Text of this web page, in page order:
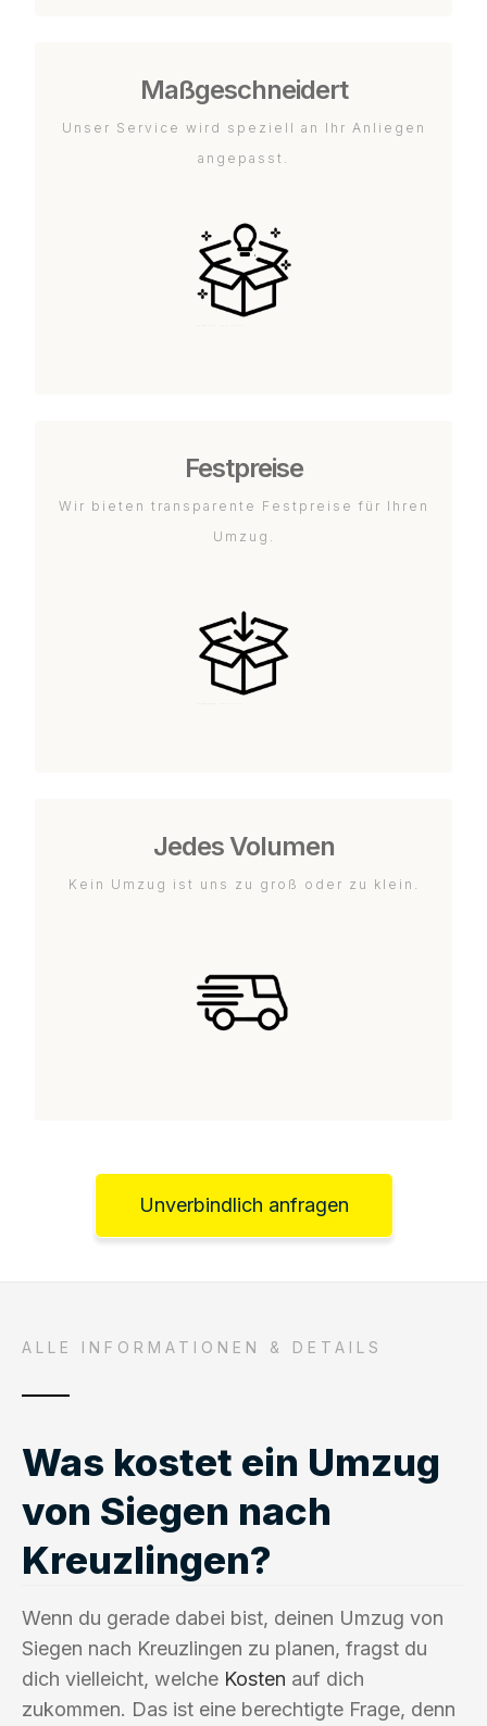
Maßgeschneidert
Unser Service wird speziell an Ihr Anliegen
angepasst.
Festpreise
Wir bieten transparente Festpreise für Ihren
Umzug.
Jedes Volumen
Kein Umzug ist uns zu groß oder zu klein.
Unverbindlich anfragen
ALLE INFORMATIONEN & DETAILS
Was kostet ein Umzug
von Siegen nach
Kreuzlingen?
Wenn du gerade dabei bist, deinen Umzug von
Siegen nach Kreuzlingen zu planen, fragst du
dich vielleicht, welche Kosten auf dich
zukommen. Das ist eine berechtigte Frage, denn